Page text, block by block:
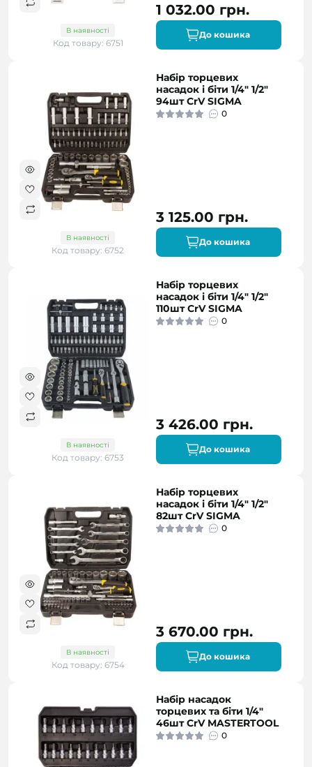
В наявності
Код товару: 6751
1 032.00 грн.
До кошика
В наявності
Код товару: 6752
Набір торцевих
насадок і біти 1/4" 1/2"
94шт CrV SIGMA
0
3 125.00 грн.
До кошика
В наявності
Код товару: 6753
Набір торцевих
насадок і біти 1/4" 1/2"
110шт CrV SIGMA
0
3 426.00 грн.
До кошика
В наявності
Код товару: 6754
Набір торцевих
насадок і біти 1/4" 1/2"
82шт CrV SIGMA
0
3 670.00 грн.
До кошика
Набір насадок
торцевих та біти 1/4"
46шт CrV MASTERTOOL
0